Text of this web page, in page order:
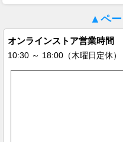
▲ペ
オンラインストア営業時間
10:30 ～ 18:00（木曜日定休）